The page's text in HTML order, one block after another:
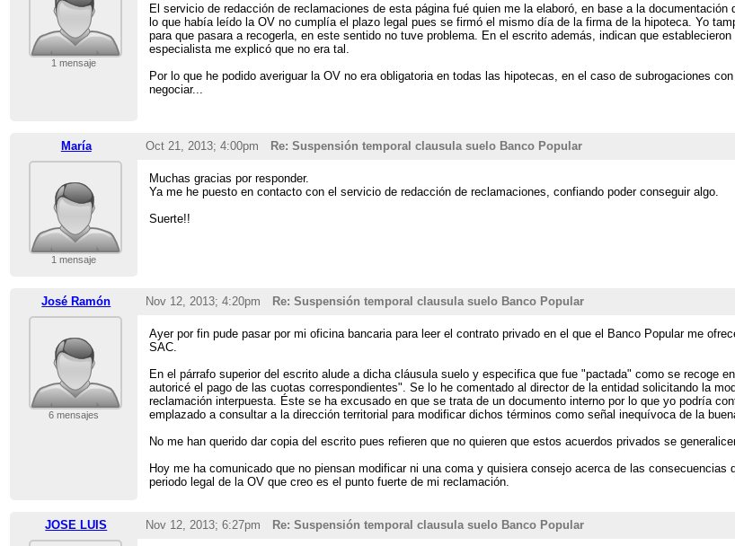
1 mensaje
El servicio de redacción de reclamaciones de esta página fué quien me la elaboró, en base a la
lo que había leído la OV no cumplía el plazo legal pues se firmó el mismo día de la firma de la hipoteca. Yo
para que pasara a recogerla, en este sentido no tuve problema. En el escrito además, indican que
especialista me explicó que no era tal.
Por lo que he podido averiguar la OV no era obligatoria en todas las hipotecas, en el caso de subrogaciones
negociar...
María Oct 21, 2013; 4:00pm Re: Suspensión temporal clausula suelo Banco Popular
1 mensaje
Muchas gracias por responder.
Ya me he puesto en contacto con el servicio de redacción de reclamaciones, confiando poder conseguir algo.
Suerte!!
José Ramón Nov 12, 2013; 4:20pm Re: Suspensión temporal clausula suelo Banco Popular
6 mensajes
Ayer por fin pude pasar por mi oficina bancaria para leer el contrato privado en el que el Banco Popular me
SAC.
En el párrafo superior del escrito alude a dicha cláusula suelo y especifica que fue "pactada" como se recoge
autoricé el pago de las cuotas correspondientes". Se lo he comentado al director de la entidad solicitando la
reclamación interpuesta. Éste se ha excusado en que se trata de un documento interno por lo que yo podría
emplazado a consultar a la dirección territorial para modificar dichos términos como señal inequívoca de la
No me han querido dar copia del escrito pues refieren que no quieren que estos acuerdos privados se
Hoy me ha comunicado que no piensan modificar ni una coma y quisiera consejo acerca de las
periodo legal de la OV que creo es el punto fuerte de mi reclamación.
JOSE LUIS Nov 12, 2013; 6:27pm Re: Suspensión temporal clausula suelo Banco Popular